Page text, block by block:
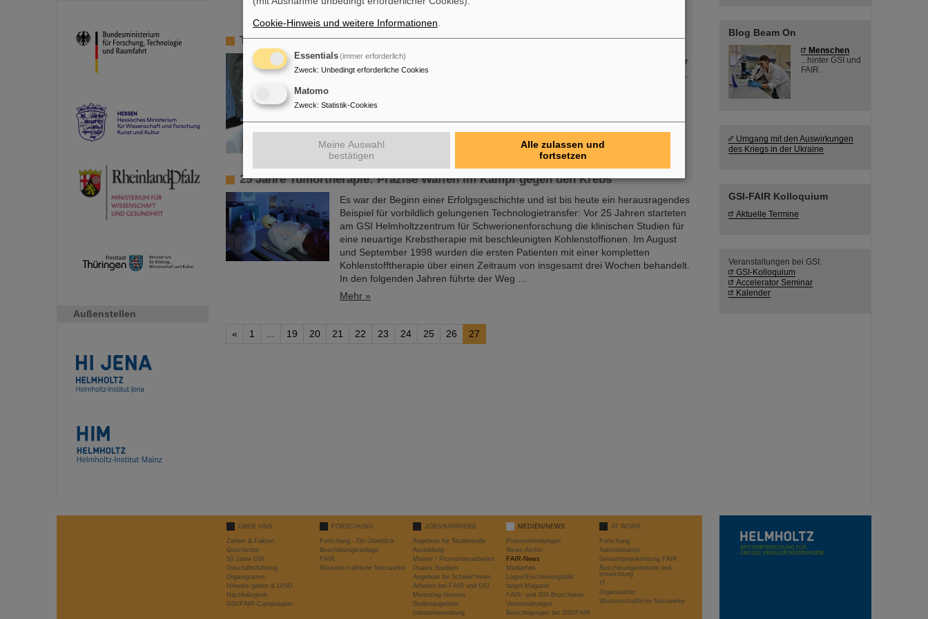
Außenstellen
Mehr »
Trauer um Bikash Sinha
FAIR und GSI trauern um einen herausragenden Wissenschaftler und einen der
Wegbereiter für das FAIR-Projekt. Der indische Physiker Bikash Sinha ist am 11.
Mehr »
25 Jahre Tumortherapie: Präzise Waffen im Kampf gegen den Krebs
Es war der Beginn einer Erfolgsgeschichte und ist bis heute ein herausragendes
Beispiel für vorbildlich gelungenen Technologietransfer: Vor 25 Jahren starteten
am GSI Helmholtzzentrum für Schwerionenforschung die klinischen Studien für
eine neuartige Krebstherapie mit beschleunigten Kohlenstoffionen. Im August
und September 1998 wurden die ersten Patienten mit einer kompletten
Kohlenstofftherapie über einen Zeitraum von insgesamt drei Wochen behandelt.
In den folgenden Jahren führte der Weg ...
Mehr »
« 1 19 20 21 22 23 24 25 26 27
Blog Beam On
Menschen
...hinter GSI und
FAIR.
Umgang mit den Auswirkungen
des Kriegs in der Ukraine
GSI-FAIR Kolloquium
Aktuelle Termine
Veranstaltungen bei GSI:
GSI-Kolloquium
Accelerator Seminar
Kalender
ÜBER UNS
Zahlen & Fakten
Geschichte
50 Jahre GSI
Geschäftsführung
Organigramm
Hinweis geben & LkSG
Nachhaltigkeit
GSI/FAIR-Campusplan
FORSCHUNG
Forschung - Ein Überblick
Beschleunigeranlage
FAIR
Wissenschaftliche Netzwerke
JOBS/KARRIERE
Angebote für Studierende
Ausbildung
Master / Promotionsarbeiten
Duales Studium
Angebote für Schüler*innen
Arbeiten bei FAIR und GSI
Mentoring Hessen
Stellenangebote
Initiativbewerbung
MEDIEN/NEWS
Pressemitteilungen
News-Archiv
FAIR-News
Mediathek
Logos/Erscheinungsbild
target-Magazin
FAIR- und GSI-Broschüren
Veranstaltungen
Besichtigungen bei GSI/FAIR
AT WORK
Forschung
Administration
Gesamtprojektleitung FAIR
Beschleunigerbetrieb und -
entwicklung
IT
Organisation
Wissenschaftliche Netzwerke
Cookie-Hinweis und weitere Informationen
Essentials(immer erforderlich)
Zweck: Unbedingt erforderliche Cookies
Matomo
Zweck: Statistik-Cookies
Meine Auswahl
bestätigen
Alle zulassen und
fortsetzen